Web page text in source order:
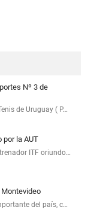
Nº 3 de
de Uruguay ( P…
por la AUT
ITF oriundo…
Montevideo
del país, c…